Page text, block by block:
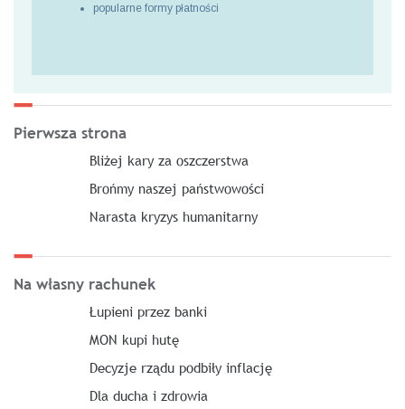
popularne formy płatności
Pierwsza strona
Bliżej kary za oszczerstwa
Brońmy naszej państwowości
Narasta kryzys humanitarny
Na własny rachunek
Łupieni przez banki
MON kupi hutę
Decyzje rządu podbiły inflację
Dla ducha i zdrowia